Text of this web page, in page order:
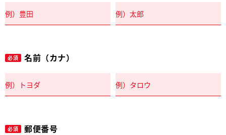
必須 名前（カナ）
必須 郵便番号